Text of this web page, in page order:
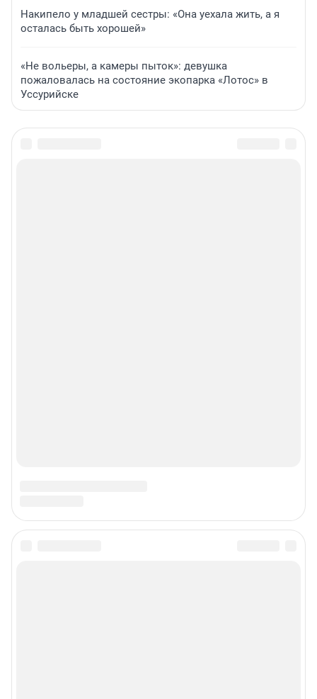
Накипело у младшей сестры: «Она уехала жить, а я
осталась быть хорошей»
«Не вольеры, а камеры пыток»: девушка
пожаловалась на состояние экопарка «Лотос» в
Уссурийске